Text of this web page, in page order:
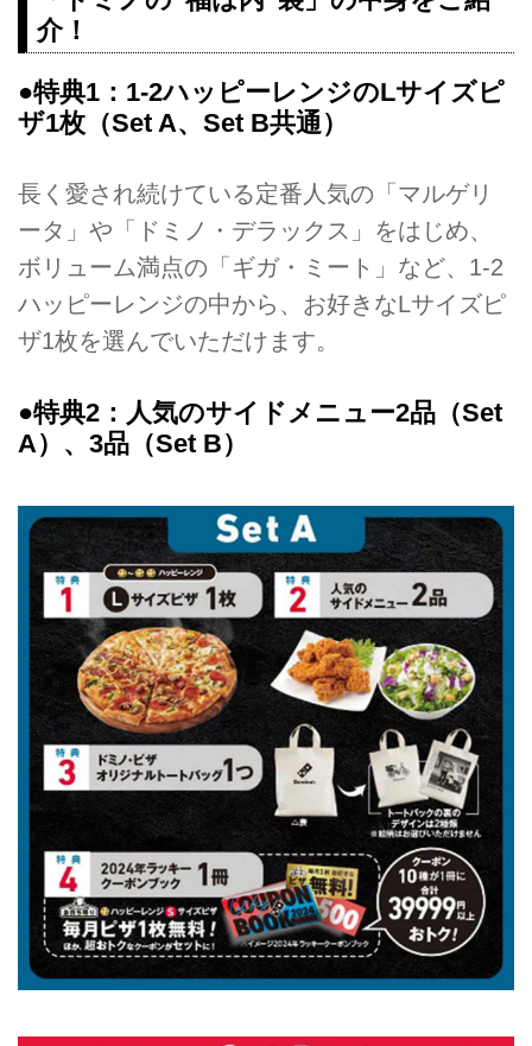
介！
●特典1：1-2ハッピーレンジのLサイズピ
ザ1枚（Set A、Set B共通）
長く愛され続けている定番人気の「マルゲリ
ータ」や「ドミノ・デラックス」をはじめ、
ボリューム満点の「ギガ・ミート」など、1-2
ハッピーレンジの中から、お好きなLサイズピ
ザ1枚を選んでいただけます。
●特典2：人気のサイドメニュー2品（Set
A）、3品（Set B）